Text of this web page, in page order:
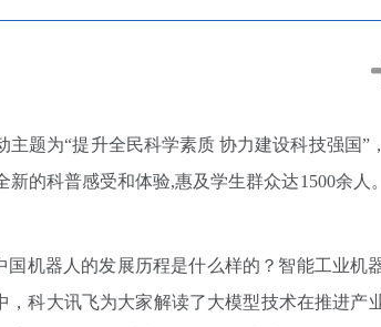
题为“提升全民科学素质 协力建设科技强国”
的科普感受和体验,惠及学生群众达1500余人
器人的发展历程是什么样的？智能工业机
科大讯飞为大家解读了大模型技术在推进产